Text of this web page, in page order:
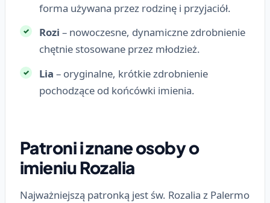
forma używana przez rodzinę i przyjaciół.
Rozi – nowoczesne, dynamiczne zdrobnienie
chętnie stosowane przez młodzież.
Lia – oryginalne, krótkie zdrobnienie
pochodzące od końcówki imienia.
Patroni i znane osoby o
imieniu Rozalia
Najważniejszą patronką jest św. Rozalia z Palermo